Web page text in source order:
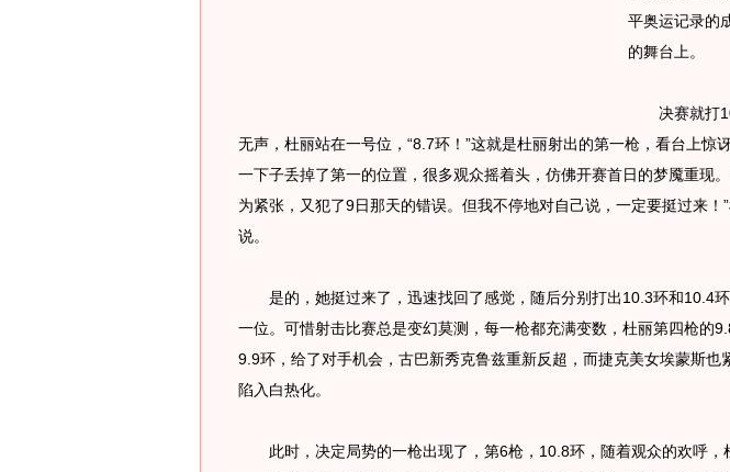
平奥运记录的
的舞台上。
决赛就打10
无声，杜丽站在一号位，“8.7环！”这就是杜丽射出的第一枪，看台上惊
一下子丢掉了第一的位置，很多观众摇着头，仿佛开赛首日的梦魇重现
为紧张，又犯了9日那天的错误。但我不停地对自己说，一定要挺过来！
说。
是的，她挺过来了，迅速找回了感觉，随后分别打出10.3环和10.4
一位。可惜射击比赛总是变幻莫测，每一枪都充满变数，杜丽第四枪的
9.9环，给了对手机会，古巴新秀克鲁兹重新反超，而捷克美女埃蒙斯也
陷入白热化。
此时，决定局势的一枪出现了，第6枪，10.8环，随着观众的欢呼，